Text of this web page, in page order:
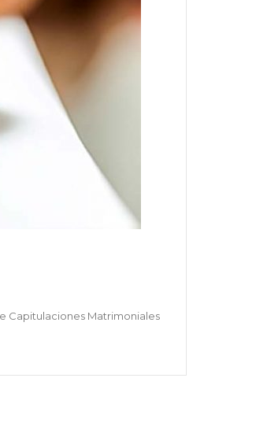
Capitulaciones Matrimoniales